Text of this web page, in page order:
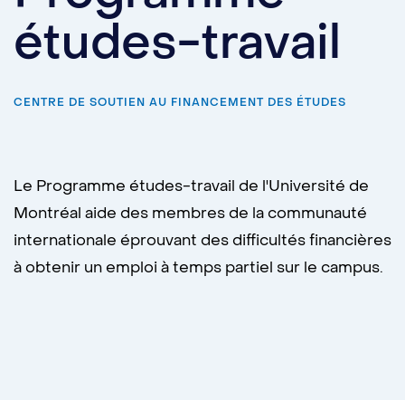
études-travail
CENTRE DE SOUTIEN AU FINANCEMENT DES ÉTUDES
Le Programme études-travail de l'Université de
Montréal aide des membres de la communauté
internationale éprouvant des difficultés financières
à obtenir un emploi à temps partiel sur le campus.